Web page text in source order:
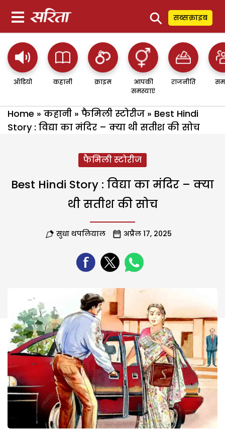
⚲ सब्सक्राइब
ऑडियो कहानी क्राइम
आपकी
समस्याएं
राजनीति
Home » कहानी » फैमिली स्टोरीज » Best Hindi
Story : विद्या का मंदिर – क्या थी सतीश की सोच
फैमिली स्टोरीज
Best Hindi Story : विद्या का मंदिर – क्या
थी सतीश की सोच
सुधा थपलियाल अप्रैल 17, 2025